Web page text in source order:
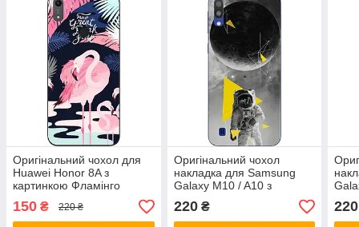
Оригінальний чохол для
Huawei Honor 8A з
картинкою Фламінго
150 ₴ 220 ₴
Оригінальний чохол
накладка для Samsung
Galaxy M10 / A10 з
220₴ 220